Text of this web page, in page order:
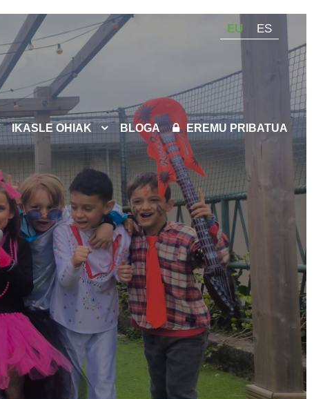
EU ES
IKASLE OHIAK BLOGA EREMU PRIBATUA